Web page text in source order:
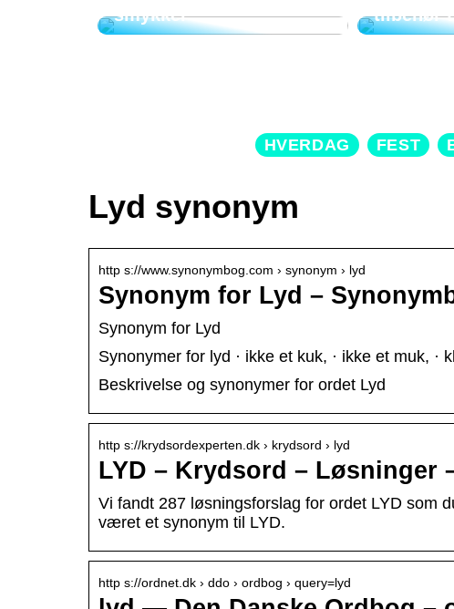
smykker
tilbehør
HVERDAG FEST
Lyd synonym
http s://www.synonymbog.com › synonym › lyd
Synonym for Lyd –
Synonym for Lyd
Synonymer for lyd · ikke et kuk, · ikke et muk, ·
Beskrivelse og synonymer for ordet Lyd
http s://krydsordexperten.dk › krydsord › lyd
LYD – Krydsord – Løsninger
Vi fandt 287 løsningsforslag for ordet LYD som
været et synonym til LYD.
http s://ordnet.dk › ddo › ordbog › query=lyd